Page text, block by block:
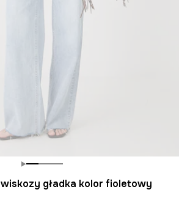
gładka kolor fioletowy